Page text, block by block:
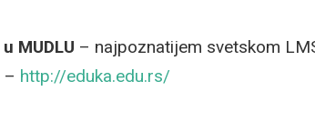
MUDLU – najpoznatijem svetskom
– http://eduka.edu.rs/